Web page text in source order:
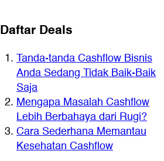
Daftar Deals
Tanda-tanda Cashflow Bisnis
Anda Sedang Tidak Baik-Baik
Saja
Mengapa Masalah Cashflow
Lebih Berbahaya dari Rugi?
Cara Sederhana Memantau
Kesehatan Cashflow